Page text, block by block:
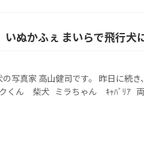
ぬかふぇ まいらで飛行犬
の写真家 高山健司です。 昨日に続
くん 柴犬 ミラちゃん ｷｬﾊﾞﾘｱ 両